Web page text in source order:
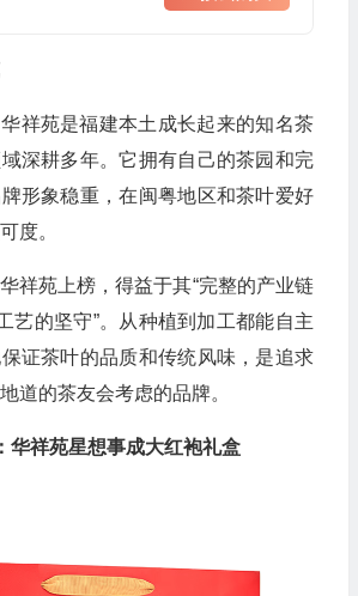
祥苑是福建本土成长起来的知名茶
深耕多年。它拥有自己的茶园和完
形象稳重，在闽粤地区和茶叶爱好
度。
华祥苑上榜，得益于其“完整的产业链
艺的坚守”。从种植到加工都能自主
证茶叶的品质和传统风味，是追求
道的茶友会考虑的品牌。
华祥苑星想事成大红袍礼盒